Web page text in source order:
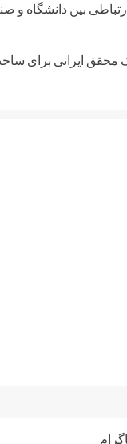
بین دانشگاه و
محقق ایرانی برای